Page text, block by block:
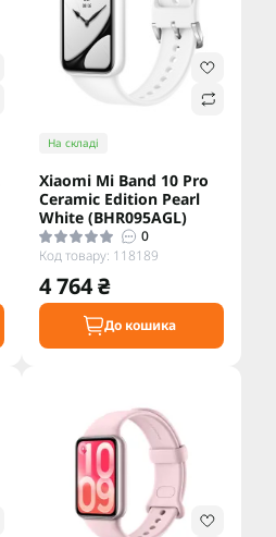
На складі
Xiaomi Mi Band 10 Pro
Ceramic Edition Pearl
White (BHR095AGL)
0
Код товару: 118189
4 764 ₴
До кошика